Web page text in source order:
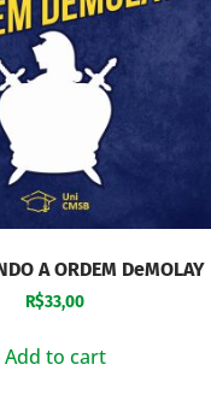
A ORDEM DeMOLAY
R$33,00
Add to cart